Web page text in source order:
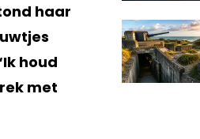
haar
houd
met